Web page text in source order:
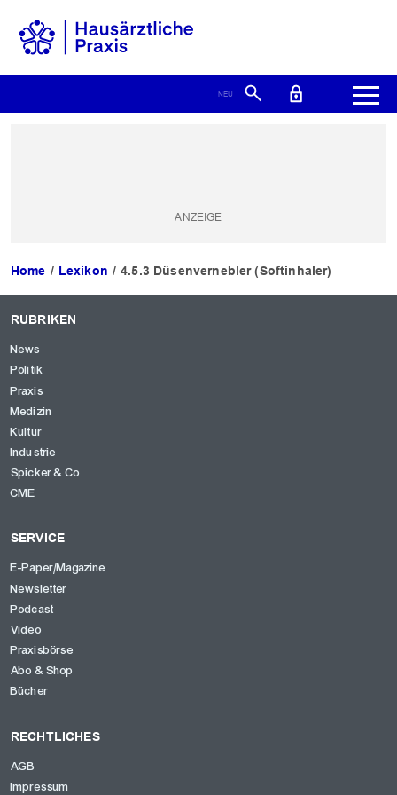
Home Lexikon 4.5.3 Düsenvernebler (Softinhaler)
RUBRIKEN
News
Politik
Praxis
Medizin
Kultur
Industrie
Spicker & Co
CME
SERVICE
E-Paper/Magazine
Newsletter
Podcast
Video
Praxisbörse
Abo & Shop
Bücher
RECHTLICHES
AGB
Impressum